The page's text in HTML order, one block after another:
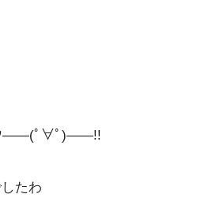
ｷﾀ――(ﾟ∀ﾟ)――!!
たわ